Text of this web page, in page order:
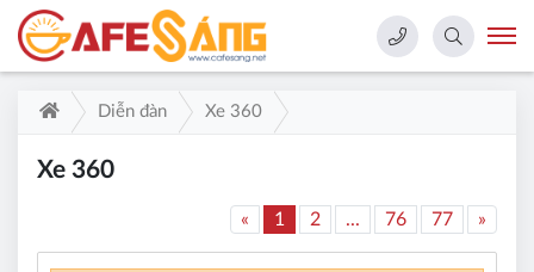
Diễn đàn Xe 360
Xe 360
« 1 2 ... 76 77 »